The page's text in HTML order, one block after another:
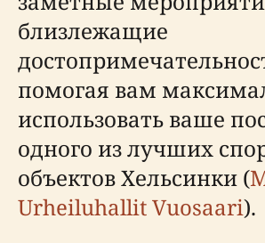
близлежащие
помогая вам
использовать ваше
одного из лучших
объектов Хельсинки (
Urheiluhallit Vuosaari).